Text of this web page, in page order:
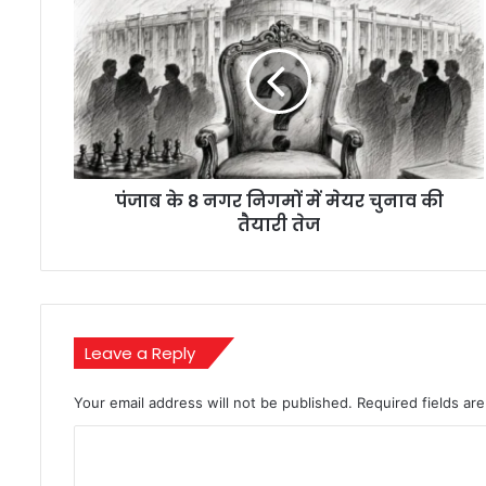
8
नगर
निगमों
में
मेयर
चुनाव
की
पंजाब के 8 नगर निगमों में मेयर चुनाव की
तैयारी तेज
Leave a Reply
Your email address will not be published. Required fields